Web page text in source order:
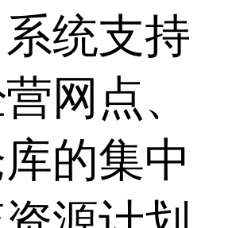
支持
网点、
的集中